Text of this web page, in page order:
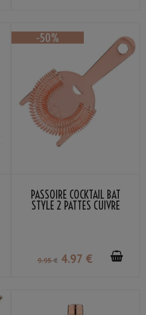
PASSOIRE COCKTAIL BAT
STYLE 2 PATTES CUIVRE
9.95 € 4.97 €